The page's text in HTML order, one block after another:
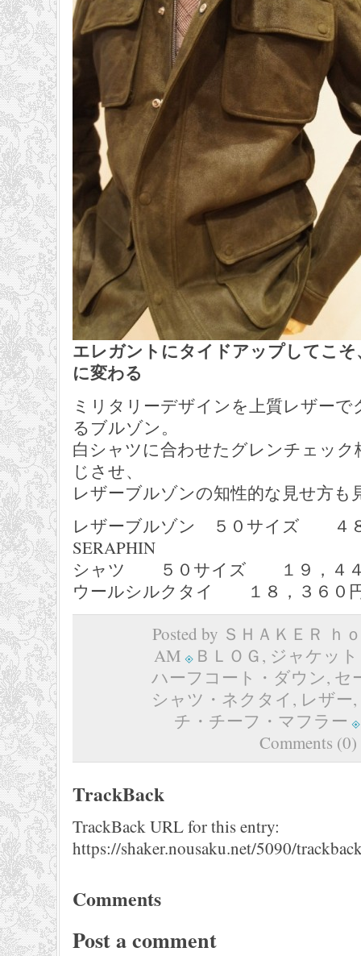
エレガントにタイドアップしてこ
に変わる
ミリタリーデザインを上質レザー
るブルゾン。
白シャツに合わせたグレンチェッ
じさせ、
レザーブルゾンの知性的な見せ方も
レザーブルゾン ５０サイズ ４
SERAPHIN
シャツ ５０サイズ １９，４４
ウールシルクタイ １８，３６０
Posted by ＳＨＡＫＥＲ ｈ
AM
ＢＬＯＧ, ジャケッ
ハーフコート・ダウン, セ
シャツ・ネクタイ , レザー,
チ・チーフ・マフラー
Comments (0)
TrackBack
TrackBack URL for this entry:
https://shaker.nousaku.net/5090/
Comments
Post a comment